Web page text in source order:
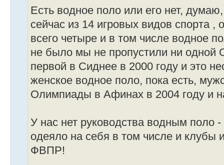
Есть водное поло или его нет,
сейчас из 14 игровых видов спорта
всего четыре и в том числе водное
не было мы не пропустили ни одной
первой в Сиднее в 2000 году и это
женское водное поло, пока есть,
Олимпиады в Афинах в 2004 году и
У нас нет руководства водным поло
одеяло на себя в том числе и клубы
ФВПР!